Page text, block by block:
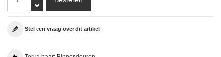
Stel een vraag over dit artikel